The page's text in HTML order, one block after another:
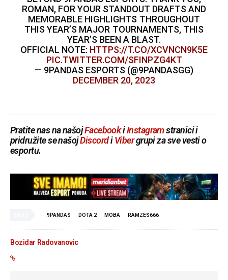
ROMAN, FOR YOUR STANDOUT DRAFTS AND
MEMORABLE HIGHLIGHTS THROUGHOUT
THIS YEAR’S MAJOR TOURNAMENTS, THIS
YEAR’S BEEN A BLAST.
OFFICIAL NOTE: HTTPS://T.CO/XCVNCN9K5E
PIC.TWITTER.COM/SFINPZG4KT
— 9PANDAS ESPORTS (@9PANDASGG)
DECEMBER 20, 2023
Pratite nas na našojFacebookiInstagramstranici i
pridružite se našojDiscordiVibergrupi za sve vesti o
esportu.
9PANDAS DOTA 2 MOBA RAMZES666
Bozidar Radovanovic